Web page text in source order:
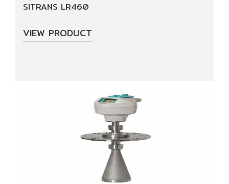
SITRANS LR460
VIEW PRODUCT